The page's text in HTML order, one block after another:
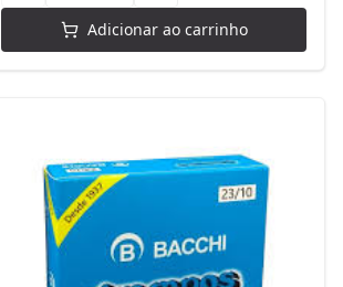
Adicionar ao carrinho